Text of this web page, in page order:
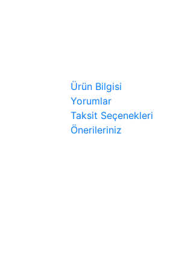
Ürün Bilgisi
Yorumlar
Taksit Seçenekleri
Önerileriniz